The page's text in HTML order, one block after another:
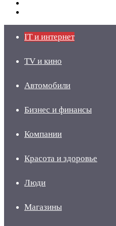
IT и интернет
TV и кино
Автомобили
Бизнес и финансы
Компании
Красота и здоровье
Люди
Магазины